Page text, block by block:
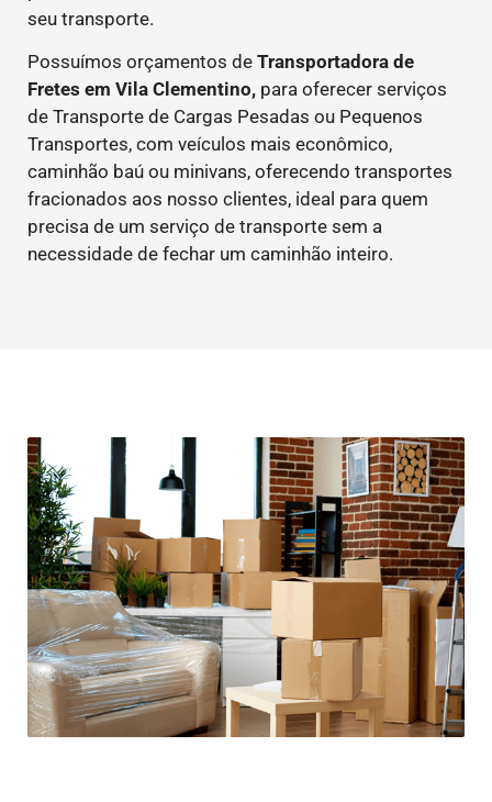
seu transporte.
Possuímos orçamentos de Transportadora de
Fretes em Vila Clementino, para oferecer serviços
de Transporte de Cargas Pesadas ou Pequenos
Transportes, com veículos mais econômico,
caminhão baú ou minivans, oferecendo transportes
fracionados aos nosso clientes, ideal para quem
precisa de um serviço de transporte sem a
necessidade de fechar um caminhão inteiro.